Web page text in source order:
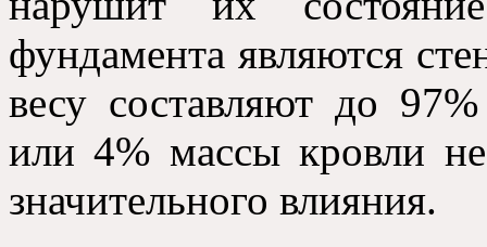
фундамента являются
весу составляют до
или 4% массы кровли
значительного влияния.